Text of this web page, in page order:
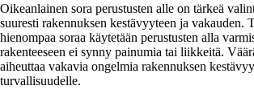
Oikeanlainen sora perustusten alle on tärkeä
suuresti rakennuksen kestävyyteen ja vakauden.
hienompaa soraa käytetään perustusten alla
rakenteeseen ei synny painumia tai liikkeitä.
aiheuttaa vakavia ongelmia rakennuksen
turvallisuudelle.